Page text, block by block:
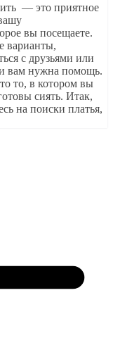
— это приятное
вы посещаете.
варианты,
с друзьями или
вам нужна помощь.
то, в котором вы
сиять. Итак,
на поиски платья,